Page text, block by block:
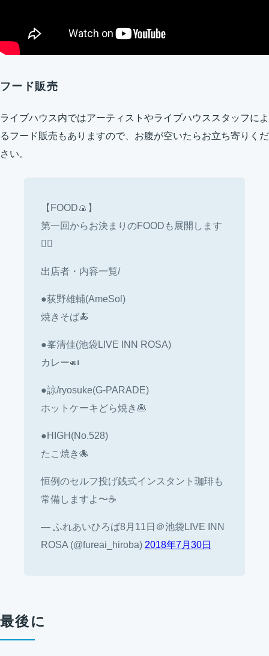
フード販売
ライブハウス内ではアーティストやライブハウススタッフによ
るフード販売もありますので、お腹が空いたらお立ち寄りくだ
さい。
【FOOD🍙】
第一回からお決まりのFOODも展開します
🙋‍♂️
出店者・内容一覧/
●荻野雄輔(AmeSol)
焼きそば🍝
●峯清佳(池袋LIVE INN ROSA)
カレー🍛
●諒/ryosuke(G-PARADE)
ホットケーキどら焼き🥞
●HIGH(No.528)
たこ焼き🐙
恒例のセルフ投げ銭式インスタント珈琲も
常備しますよ〜☕️
— ふれあいひろば8月11日＠池袋LIVE INN
ROSA (@fureai_hiroba) 2018年7月30日
最後に